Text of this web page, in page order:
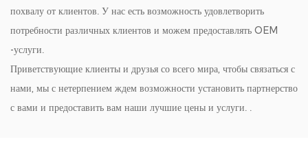
похвалу от клиентов. У нас есть возможность удовлетворить
потребности различных клиентов и можем предоставлять OEM
-услуги.
Приветствующие клиенты и друзья со всего мира, чтобы связаться с
нами, мы с нетерпением ждем возможности установить партнерство
с вами и предоставить вам наши лучшие цены и услуги. .